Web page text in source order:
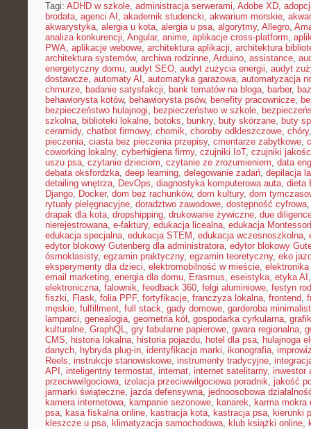
Tagi: ADHD w szkole, administracja serwerami, Adobe XD,
brodata, agenci AI , akademik studencki, akwarium morskie,
akwarystyka, alergia u kota, alergia u psa, algorytmy, Allegro,
analiza konkurencji, Angular, anime, aplikacje cross-platform,
PWA, aplikacje webowe, architektura aplikacji, architektura
architektura systemów, archiwa rodzinne, Arduino, assistance,
energetyczny domu, audyt SEO, audyt zużycia energii, audyt
dostawcze, automaty AI , automatyka garażowa, automatyzacja
chmurze, badanie satysfakcji, bank tematów na bloga, barber,
behawiorysta kotów, behawiorysta psów, benefity pracownicze,
bezpieczeństwo hulajnogi, bezpieczeństwo w szkole,
szkolna, biblioteki lokalne, botoks, bunkry, buty skórzane, buty
ceramidy, chatbot firmowy, chomik, choroby odkleszczowe, chóry
pieczenia, ciasta bez pieczenia przepisy, cmentarze zabytkowe,
coworking lokalny, cyberhigiena firmy, czujniki IoT, czujniki
uszu psa, czytanie dzieciom, czytanie ze zrozumieniem, data
debata oksfordzka, deep learning, delegowanie zadań, depilacja
detailing wnętrza, DevOps, diagnostyka komputerowa auta, dieta
Django, Docker, dom bez rachunków, dom kultury, dom
rytuały pielęgnacyjne, doradztwo zawodowe, dostępność cyfrowa
drapak dla kota, dropshipping, drukowanie żywiczne, due
nierejestrowana, e-faktury, edukacja licealna, edukacja Montessori
edukacja specjalna, edukacja STEM , edukacja wczesnoszkolna,
edytor blokowy Gutenberg dla administratora, edytor blokowy
ósmoklasisty, egzamin praktyczny, egzamin teoretyczny, eko
eksperymenty dla dzieci, elektromobilność w mieście, elektronika
email marketing, energia dla domu, Erasmus, eseistyka, etyka AI
elektroniczna, falownik, feedback 360, felgi aluminiowe, festyn
fiszki, Flask, folia PPF, fortyfikacje, franczyza lokalna, frontend,
męskie, fulfillment, full stack, gady domowe, garderoba
lamparci, genealogia, geometria kół, gospodarka cyrkularna,
kulturalne, GraphQL, gry fabularne papierowe, gwara regionalna,
CMS, historia lokalna, historia pojazdu, hotel dla psa, hulajnoga
danych, hybryda plug-in, identyfikacja marki, ikonografia,
Reels, instrukcje stanowiskowe, instrumenty tradycyjne,
API , inteligentny termostat, internat, internet satelitarny, inwestor
przeciwwilgociowa, izolacja przeciwwilgociowa poradnik, jakość
jarmarki świąteczne, jazda defensywna, jednoosobowa
kamera internetowa, kampanie sezonowe, kanarek, karma mokra
psa, kasa fiskalna online, kastracja kota, kastracja psa, kierunki
kleszcze u psa, klimatyzacja samochodowa, klub książki online,